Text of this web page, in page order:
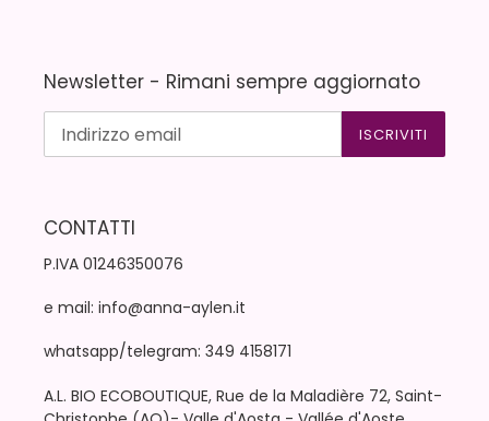
Newsletter - Rimani sempre aggiornato
ISCRIVITI
CONTATTI
P.IVA 01246350076
e mail: info@anna-aylen.it
whatsapp/telegram: 349 4158171
A.L. BIO ECOBOUTIQUE, Rue de la Maladière 72, Saint-